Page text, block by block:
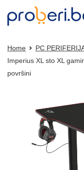
Home PC
Imperius XL sto XL
površini